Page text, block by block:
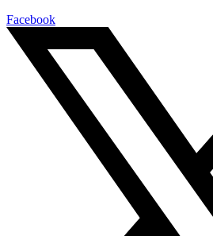
Facebook